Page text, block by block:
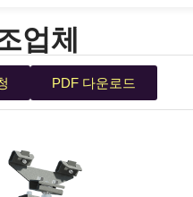
업체
PDF 다운로드